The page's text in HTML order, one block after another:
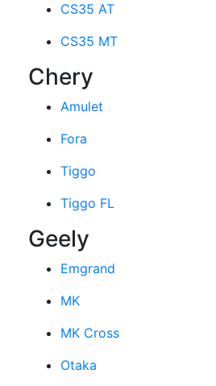
CS35 AT
CS35 MT
Chery
Amulet
Fora
Tiggo
Tiggo FL
Geely
Emgrand
MK
MK Cross
Otaka